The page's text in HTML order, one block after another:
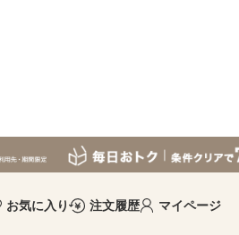
お気に入り 注文履歴 マイページ